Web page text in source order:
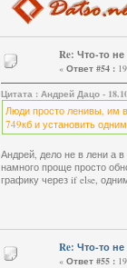
Re: Что-то не
« Ответ #54 :
Цитата : Андрей Дацо -
Люди просто ленивы, им
749кб и установить
Андрей, дело не в лени а
намного проще просто
графику через if else,
Re: Что-то не
« Ответ #55 :